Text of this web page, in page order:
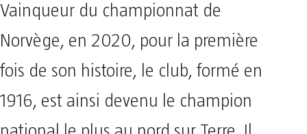
Vainqueur du championnat de
Norvège, en 2020, pour la première
fois de son histoire, le club, formé en
1916, est ainsi devenu le champion